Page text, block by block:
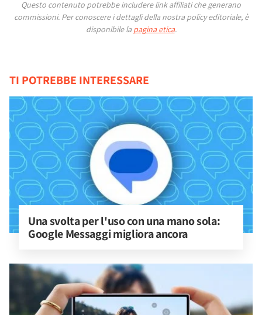
Questo contenuto potrebbe includere link affiliati che generano
commissioni. Per conoscere i dettagli della nostra policy editoriale, è
disponibile la pagina etica.
TI POTREBBE INTERESSARE
Una svolta per l'uso con una mano sola:
Google Messaggi migliora ancora